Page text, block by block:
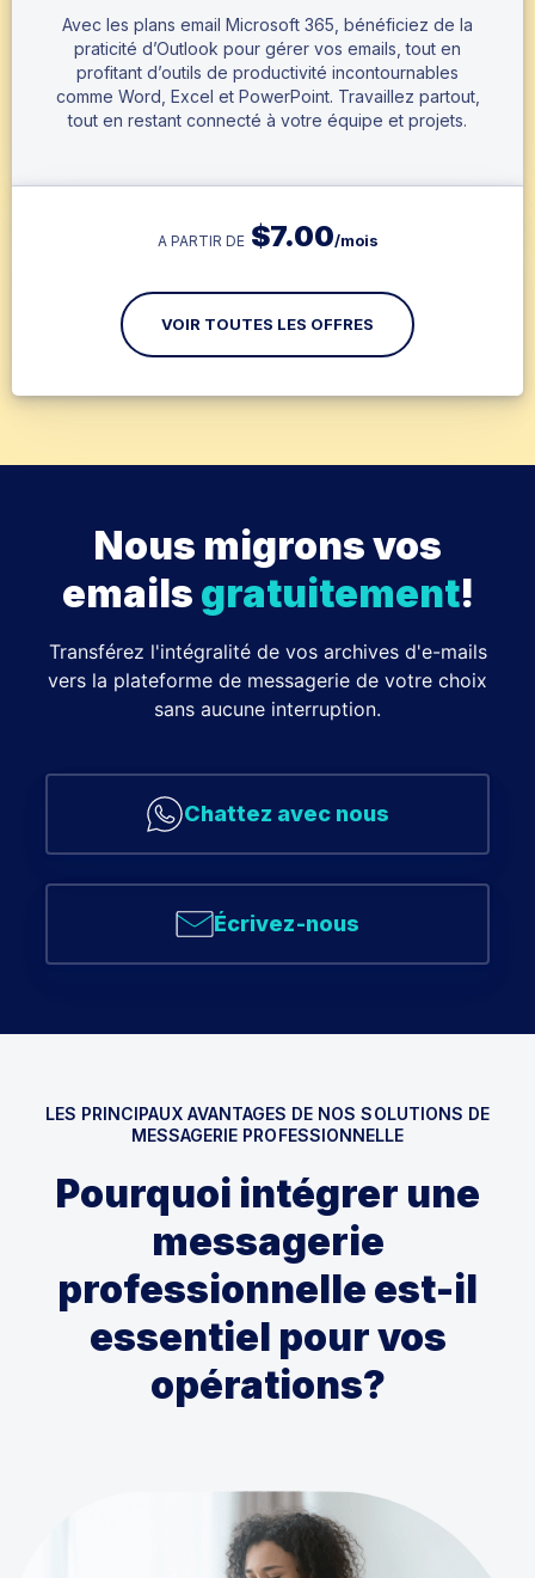
Avec les plans email Microsoft 365, bénéficiez de la
praticité d’Outlook pour gérer vos emails, tout en
profitant d’outils de productivité incontournables
comme Word, Excel et PowerPoint. Travaillez partout,
tout en restant connecté à votre équipe et projets.
A PARTIR DE $7.00/mois
VOIR TOUTES LES OFFRES
Nous migrons vos
emails gratuitement!
Transférez l'intégralité de vos archives d'e-mails
vers la plateforme de messagerie de votre choix
sans aucune interruption.
Chattez avec nous
Écrivez-nous
LES PRINCIPAUX AVANTAGES DE NOS SOLUTIONS DE
MESSAGERIE PROFESSIONNELLE
Pourquoi intégrer une
messagerie
professionnelle est-il
essentiel pour vos
opérations?